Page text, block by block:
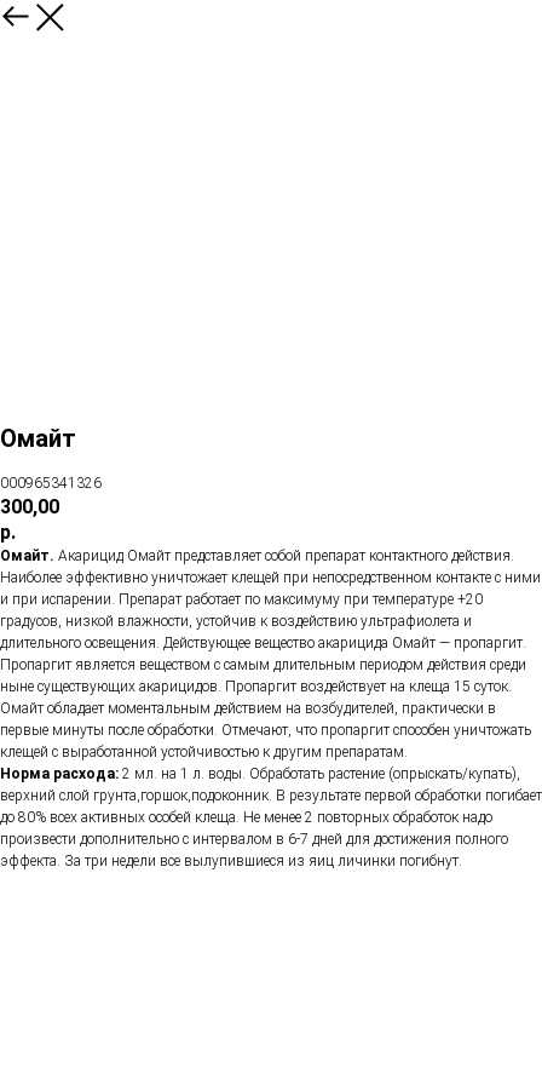
Омайт
000965341326
300,00
р.
Омайт. Акарицид Омайт представляет собой препарат контактного действия.
Наиболее эффективно уничтожает клещей при непосредственном контакте с ними
и при испарении. Препарат работает по максимуму при температуре +20
градусов, низкой влажности, устойчив к воздействию ультрафиолета и
длительного освещения. Действующее вещество акарицида Омайт — пропаргит.
Пропаргит является веществом с самым длительным периодом действия среди
ныне существующих акарицидов. Пропаргит воздействует на клеща 15 суток.
Омайт обладает моментальным действием на возбудителей, практически в
первые минуты после обработки. Отмечают, что пропаргит способен уничтожать
клещей с выработанной устойчивостью к другим препаратам.
Норма расхода: 2 мл. на 1 л. воды. Обработать растение (опрыскать/купать),
верхний слой грунта,горшок,подоконник. В результате первой обработки погибает
до 80% всех активных особей клеща. Не менее 2 повторных обработок надо
произвести дополнительно с интервалом в 6-7 дней для достижения полного
эффекта. За три недели все вылупившиеся из яиц личинки погибнут.